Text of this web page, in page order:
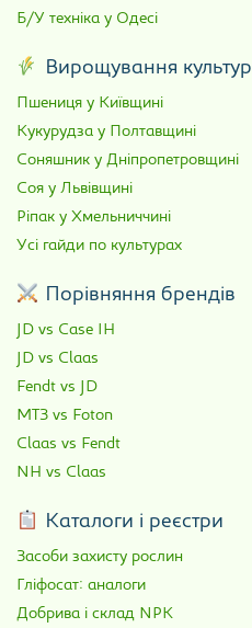
Б/У техніка у Одесі
Вирощування культур
Пшениця у Київщині
Кукурудза у Полтавщині
Соняшник у Дніпропетровщині
Соя у Львівщині
Ріпак у Хмельниччині
Усі гайди по культурах
Порівняння брендів
JD vs Case IH
JD vs Claas
Fendt vs JD
МТЗ vs Foton
Claas vs Fendt
NH vs Claas
Каталоги і реєстри
Засоби захисту рослин
Гліфосат: аналоги
Добрива і склад NPK